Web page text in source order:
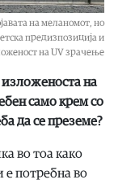
на меланомот, но
предизпозиција и
на UV зрачење
на
само крем со
да се преземе?
во тоа како
е потребна во